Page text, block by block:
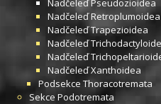
NadčeleďPseudozioidea
NadčeleďRetroplumoidea
NadčeleďTrapezioidea
Nadčeleď
Nadčeleď
NadčeleďXanthoidea
Podsekce Thoracotremata
Sekce Podotremata